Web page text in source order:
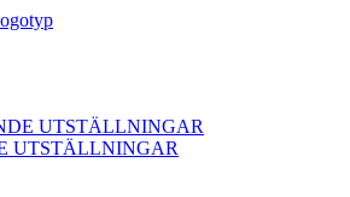
UTSTÄLLNINGAR
UTSTÄLLNINGAR